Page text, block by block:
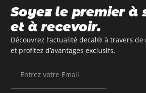
Soyez le premier à
et à recevoir.
Découvrez l’actualité decal® à travers
et profitez d’avantages exclusifs.